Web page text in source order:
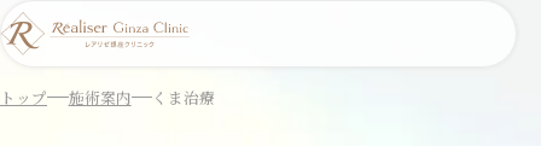
トップ 施術案内 くま治療